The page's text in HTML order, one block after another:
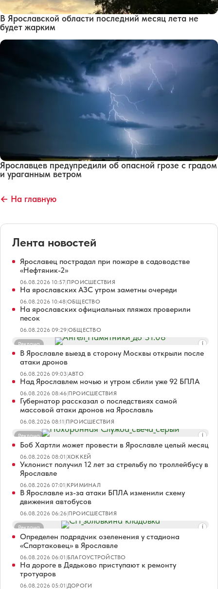
В Ярославской области последний месяц лета не
будет жарким
Ярославцев предупредили об опасной грозе с градом
и ураганным ветром
← На главную
Лента новостей
Ярославец пострадал при пожаре в садоводстве
«Нефтяник-2»
06.08.2026 10:57|ПРОИСШЕСТВИЯ
На ярославских АЗС утром заметны очереди
06.08.2026 10:48|ОБЩЕСТВО
На ярославских официальных пляжах проверили
песок
06.08.2026 09:29|ОБЩЕСТВО
Реклама
В Ярославле выезд в сторону Москвы открыли после
атаки дронов
06.08.2026 09:03|АВТО
Над Ярославлем ночью и утром сбили уже 92 БПЛА
06.08.2026 08:46|ПРОИСШЕСТВИЯ
Губернатор рассказал о последствиях самой
массовой атаки дронов на Ярославль
06.08.2026 08:11|ПРОИСШЕСТВИЯ
Реклама
Боб Хартли может провести в Ярославле целый месяц
06.08.2026 08:01|ХОККЕЙ
Уклонист получил 12 лет за стрельбу по троллейбусу в
Ярославле
06.08.2026 07:01|КРИМИНАЛ
В Ярославле из-за атаки БПЛА изменили схему
движения автобусов
06.08.2026 06:26|ПРОИСШЕСТВИЯ
Реклама
Определен подрядчик озеленения у стадиона
«Спартаковец» в Ярославле
06.08.2026 06:01|БЛАГОУСТРОЙСТВО
На дороге в Дядьково приступают к ремонту
тротуаров
06.08.2026 05:01|ДОРОГИ